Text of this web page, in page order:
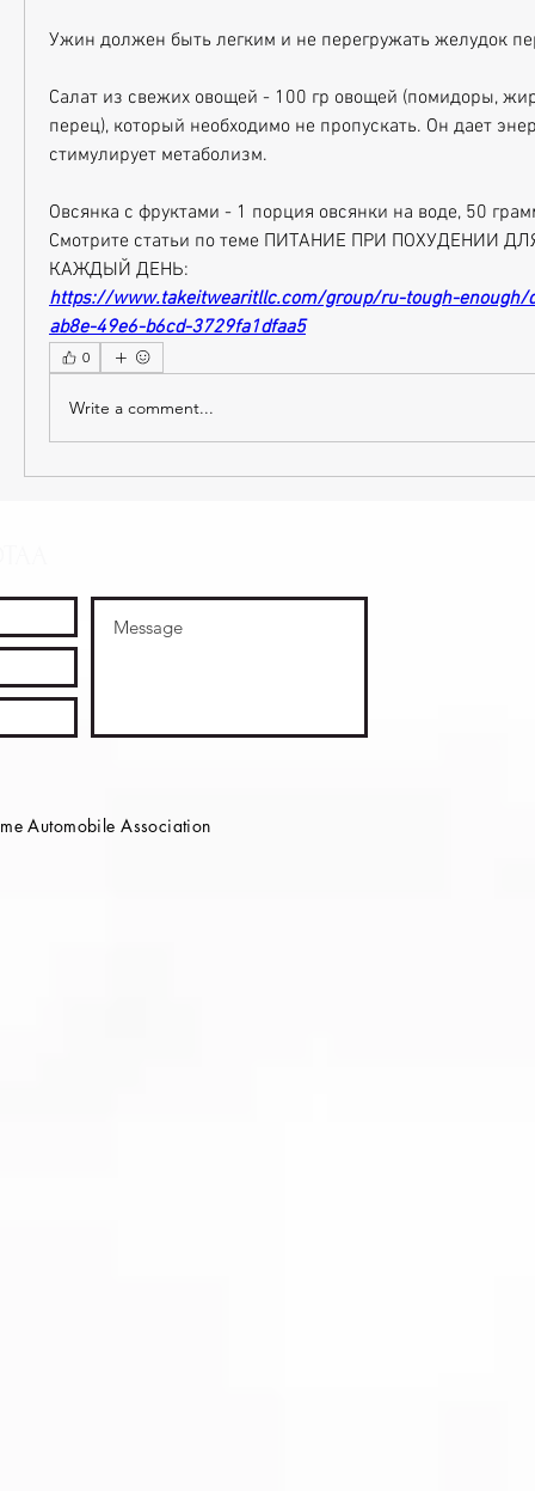
Ужин должен быть легким и не перегружать желудок
Салат из свежих овощей - 100 гр овощей (помидоры,
перец), который необходимо не пропускать. Он дает
стимулирует метаболизм.
Овсянка с фруктами - 1 порция овсянки на воде, 50
Смотрите статьи по теме ПИТАНИЕ ПРИ ПОХУДЕНИИ
КАЖДЫЙ ДЕНЬ:
https://www.takeitwearitllc.com/group/ru-tough-enough/
ab8e-49e6-b6cd-3729fa1dfaa5
0
Write a comment...
Automobile Association